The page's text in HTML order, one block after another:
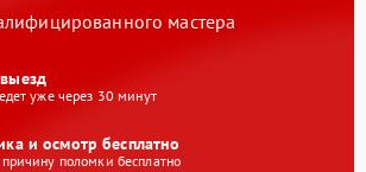
мастера
уже через 30 минут
и осмотр бесплатно
поломки бесплатно